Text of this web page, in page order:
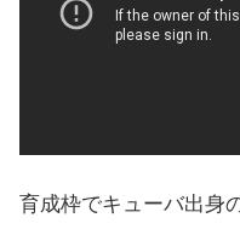
育成枠でキューバ出身